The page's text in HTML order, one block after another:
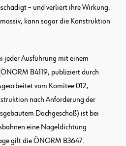
– und verliert ihre Wirkung.
kann sogar die Konstruktion
jeder Ausführung mit einem
B4119, publiziert durch
vom Komitee 012,
nach Anforderung der
Dachgeschoß) ist bei
eine Nageldichtung
gilt die ÖNORM B3647.